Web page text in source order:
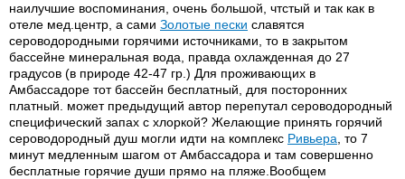
наилучшие воспоминания, очень большой, чтстый и так как в
отеле мед.центр, а сами Золотые пески славятся
сероводородными горячими источниками, то в закрытом
бассейне минеральная вода, правда охлажденная до 27
градусов (в природе 42-47 гр.) Для проживающих в
Амбассадоре тот бассейн бесплатный, для посторонних
платный. может предыдущий автор перепутал сероводородный
специфический запах с хлоркой? Желающие принять горячий
сероводородный душ могли идти на комплекс Ривьера , то 7
минут медленным шагом от Амбассадора и там совершенно
бесплатные горячие души прямо на пляже.Вообщем